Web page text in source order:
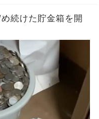
続けた貯金箱を開